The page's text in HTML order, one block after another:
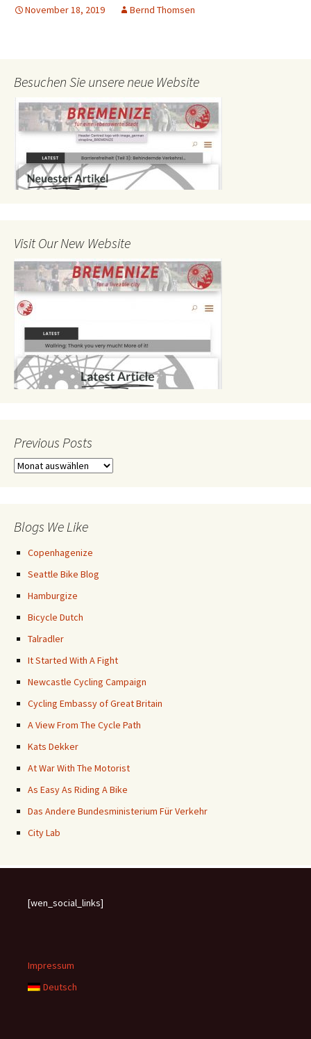
November 18, 2019 Bernd Thomsen
Besuchen Sie unsere neue Website
Visit Our New Website
Previous Posts
Previous
Blogs We Like
Copenhagenize
Seattle Bike Blog
Hamburgize
Bicycle Dutch
Talradler
It Started With A Fight
Newcastle Cycling Campaign
Cycling Embassy of Great Britain
A View From The Cycle Path
Kats Dekker
At War With The Motorist
As Easy As Riding A Bike
Das Andere Bundesministerium Für Verkehr
City Lab
[wen_social_links]
Impressum
Deutsch